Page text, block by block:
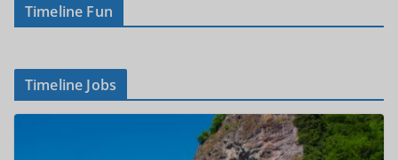
Timeline Fun
Timeline Jobs